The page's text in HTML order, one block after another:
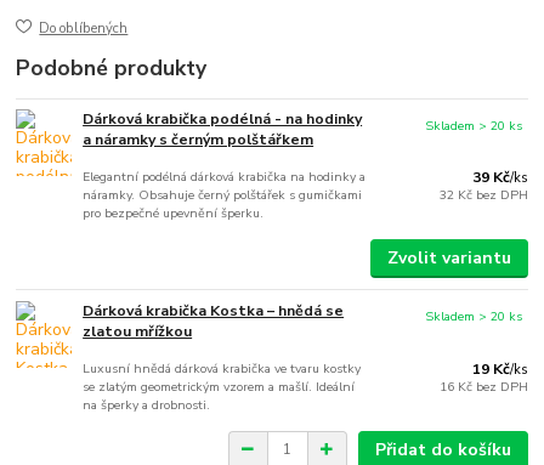
Do oblíbených
Podobné produkty
Dárková krabička podélná - na hodinky
a náramky s černým polštářkem
Elegantní podélná dárková krabička na hodinky a
náramky. Obsahuje černý polštářek s gumičkami
pro bezpečné upevnění šperku.
39 Kč/ks
32 Kč bez DPH
Skladem > 20 ks
Zvolit variantu
Dárková krabička Kostka – hnědá se
zlatou mřížkou
Luxusní hnědá dárková krabička ve tvaru kostky
se zlatým geometrickým vzorem a mašlí. Ideální
na šperky a drobnosti.
19 Kč/ks
16 Kč bez DPH
Skladem > 20 ks
Přidat do košíku